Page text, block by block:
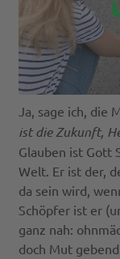
Ja, sage ich, die
ist die Zukunft,
Glauben ist Gott
Welt. Er ist der,
da sein wird,
Schöpfer ist er
ganz nah:
doch Mut